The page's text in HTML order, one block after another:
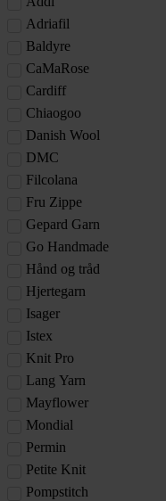
Adriafil
Baldyre
CaMaRose
Cardiff
Chiaogoo
Danish Wool
DMC
Filcolana
Fru Zippe
Gepard Garn
Go Handmade
Hånd og tråd
Hjertegarn
Isager
Istex
Knit Pro
Lang Yarn
Mayflower
Mondial
Permin
Petite Knit
Pompstitch